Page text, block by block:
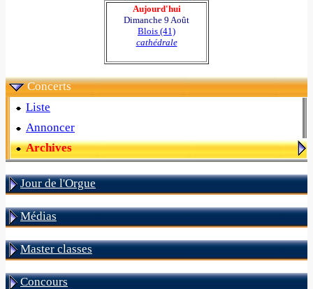
Aujourd'hui
Dimanche 9 Août
Blois (41)
cathédrale
Concerts
Liste
Annoncer
Archives
Jour de l'Orgue
Médias
Master classes
Concours